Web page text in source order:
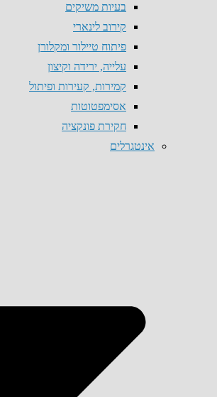
בעיות משיקים
קירוב לינארי
פיתוח טיילור ומקלורן
עלייה, ירידה וקיצון
קמירות, קעירות ופיתול
אסימפטוטות
חקירת פונקציה
אינטגרלים